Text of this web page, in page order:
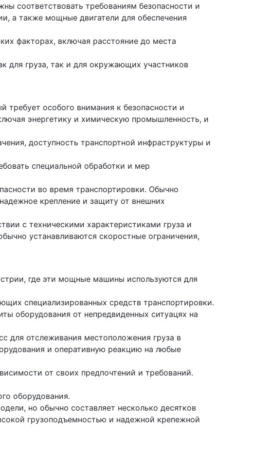
соответствовать требованиям безопасности и
а также мощные двигатели для обеспечения
факторах, включая расстояние до места
для груза, так и для окружающих участников
требует особого внимания к безопасности и
энергетику и химическую промышленность, и
доступность транспортной инфраструктуры и
специальной обработки и мер
во время транспортировки. Обычно
крепление и защиту от внешних
с техническими характеристиками груза и
устанавливаются скоростные ограничения,
где эти мощные машины используются для
специализированных средств транспортировки.
оборудования от непредвиденных ситуацях на
для отслеживания местоположения груза в
и оперативную реакцию на любые
от своих предпочтений и требований.
оборудования.
но обычно составляет несколько десятков
грузоподъемностью и надежной крепежной